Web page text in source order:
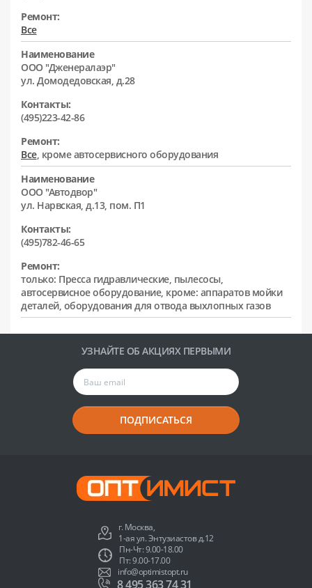
Ремонт:
Все
Наименование
ООО "Дженералаэр"
ул. Домодедовская, д.28
Контакты:
(495)223-42-86
Ремонт:
Все, кроме автосервисного оборудования
Наименование
ООО "Автодвор"
ул. Нарвская, д.13, пом. П1
Контакты:
(495)782-46-65
Ремонт:
только: Пресса гидравлические, пылесосы,
автосервисное оборудование, кроме: аппаратов мойки
деталей, оборудования для отвода выхлопных газов
УЗНАЙТЕ ОБ АКЦИЯХ ПЕРВЫМИ
ПОДПИСАТЬСЯ
г. Москва,
1-ая ул. Энтузиастов д.12
Пн-Чт: 9.00-18.00
Пт: 9.00-17.00
info@optimistopt.ru
8 495 363 74 31